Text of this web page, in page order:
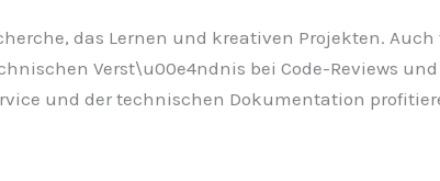
das Lernen und kreativen Projekten.
Verst\u00e4ndnis bei Code-Reviews
und der technischen Dokumentation